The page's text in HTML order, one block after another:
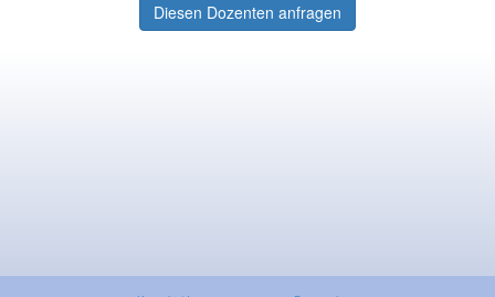
Diesen Dozenten anfragen